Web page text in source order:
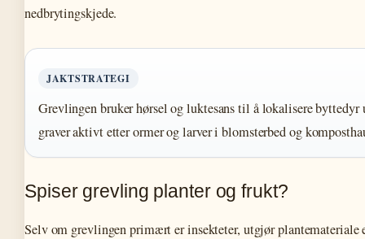
nedbrytingskjede.
JAKTSTRATEGI
Grevlingen bruker hørsel og luktesans til å lokalisere byttedyr
graver aktivt etter ormer og larver i blomsterbed og
Spiser grevling planter og frukt?
Selv om grevlingen primært er insekteter, utgjør plantemateriale